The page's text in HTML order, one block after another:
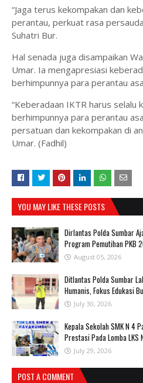
“Jaga terus kekompakan dan
perantau, perkuat rasa
Suhatri Bur.
Hal senada juga disampaikan
Umar. Ia mengapresiasi
berhimpunnya para perantau
“Keberadaan IKTR harus selalu
berhimpunnya para perantau
persatuan dan kekompakan di
Umar. (Fadhil)
YOU MAY LIKE THESE POSTS
Dirlantas Polda Sumbar
Program Pemutihan PKB
August 05, 2026
Ditlantas Polda Sumbar
Humanis, Fokus Edukasi
July 30, 2026
Kepala Sekolah SMK N 4
Prestasi Pada Lomba
July 29, 2026
POST A COMMENT